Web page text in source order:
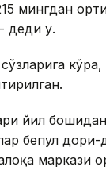
мингдан
деди у.
йил
бепул
маркази